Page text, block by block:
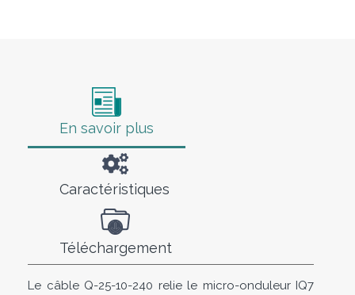
En savoir plus
Caractéristiques
Téléchargement
Le câble Q-25-10-240 relie le micro-onduleur IQ7